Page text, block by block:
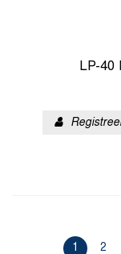
LP-40
1 2